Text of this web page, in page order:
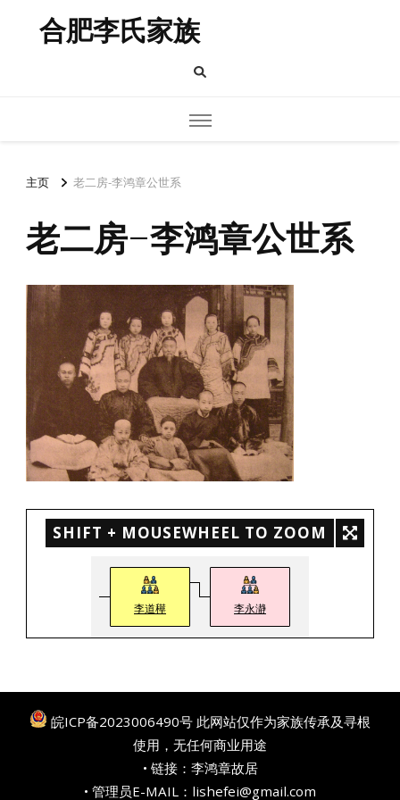
合肥李氏家族
主页 老二房-李鸿章公世系
老二房-李鸿章公世系
SHIFT + MOUSEWHEEL TO ZOOM
李道䅿 李永瀞
皖ICP备2023006490号 此网站仅作为家族传承及寻根
使用，无任何商业用途
• 链接： 李鸿章故居
• 管理员E-MAIL：lishefei@gmail.com